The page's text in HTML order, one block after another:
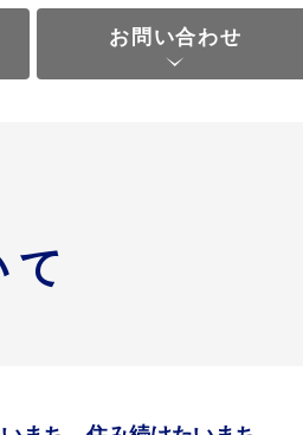
お問い合わせ